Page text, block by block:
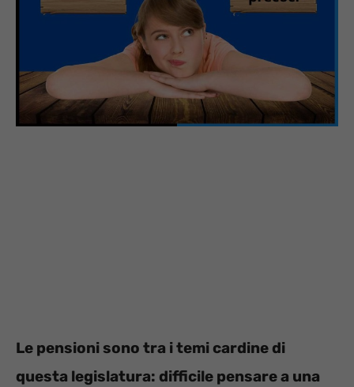
Le pensioni sono tra i temi cardine di
questa legislatura: difficile pensare a una